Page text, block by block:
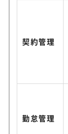
契約管理
勤怠管理